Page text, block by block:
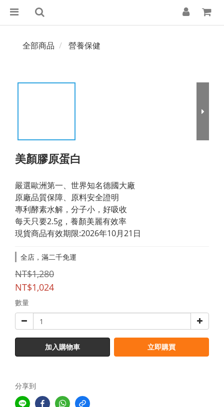
全部商品 營養保健
美顏膠原蛋白
嚴選歐洲第一、世界知名德國大廠
原廠品質保障、原料安全證明
專利酵素水解，分子小，好吸收
每天只要2.5g，養顏美麗有效率
現貨商品有效期限:2026年10月21日
全店，滿二千免運
NT$1,280
NT$1,024
數量
加入購物車 立即購買
分享到